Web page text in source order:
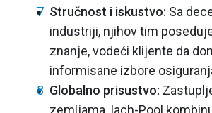
Stručnost i iskustvo: Sa
industriji, njihov tim
znanje, vodeći klijente da
informisane izbore
Globalno prisustvo:
zemljama, Iach-Pool